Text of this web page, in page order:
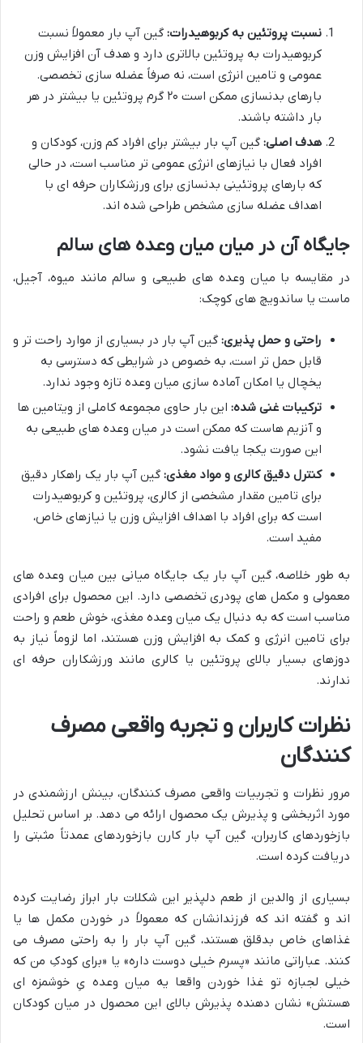
نسبت پروتئین به کربوهیدرات: گین آپ بار معمولاً نسبت
کربوهیدرات به پروتئین بالاتری دارد و هدف آن افزایش وزن
عمومی و تامین انرژی است، نه صرفاً عضله سازی تخصصی.
بارهای بدنسازی ممکن است ۲۰ گرم پروتئین یا بیشتر در هر
بار داشته باشند.
هدف اصلی: گین آپ بار بیشتر برای افراد کم وزن، کودکان و
افراد فعال با نیازهای انرژی عمومی تر مناسب است، در حالی
که بارهای پروتئینی بدنسازی برای ورزشکاران حرفه ای با
اهداف عضله سازی مشخص طراحی شده اند.
جایگاه آن در میان میان وعده های سالم
در مقایسه با میان وعده های طبیعی و سالم مانند میوه، آجیل،
ماست یا ساندویچ های کوچک:
راحتی و حمل پذیری: گین آپ بار در بسیاری از موارد راحت تر و
قابل حمل تر است، به خصوص در شرایطی که دسترسی به
یخچال یا امکان آماده سازی میان وعده تازه وجود ندارد.
ترکیبات غنی شده: این بار حاوی مجموعه کاملی از ویتامین ها
و آنزیم هاست که ممکن است در میان وعده های طبیعی به
این صورت یکجا یافت نشود.
کنترل دقیق کالری و مواد مغذی: گین آپ بار یک راهکار دقیق
برای تامین مقدار مشخصی از کالری، پروتئین و کربوهیدرات
است که برای افراد با اهداف افزایش وزن یا نیازهای خاص،
مفید است.
به طور خلاصه، گین آپ بار یک جایگاه میانی بین میان وعده های
معمولی و مکمل های پودری تخصصی دارد. این محصول برای افرادی
مناسب است که به دنبال یک میان وعده مغذی، خوش طعم و راحت
برای تامین انرژی و کمک به افزایش وزن هستند، اما لزوماً نیاز به
دوزهای بسیار بالای پروتئین یا کالری مانند ورزشکاران حرفه ای
ندارند.
نظرات کاربران و تجربه واقعی مصرف
کنندگان
مرور نظرات و تجربیات واقعی مصرف کنندگان، بینش ارزشمندی در
مورد اثربخشی و پذیرش یک محصول ارائه می دهد. بر اساس تحلیل
بازخوردهای کاربران، گین آپ بار کارن بازخوردهای عمدتاً مثبتی را
دریافت کرده است.
بسیاری از والدین از طعم دلپذیر این شکلات بار ابراز رضایت کرده
اند و گفته اند که فرزندانشان که معمولاً در خوردن مکمل ها یا
غذاهای خاص بدقلق هستند، گین آپ بار را به راحتی مصرف می
کنند. عباراتی مانند «پسرم خیلی دوست داره» یا «برای کودکِ من که
خیلی لجبازه تو غذا خوردن واقعا یه میان وعده یِ خوشمزه ای
هستش» نشان دهنده پذیرش بالای این محصول در میان کودکان
است.